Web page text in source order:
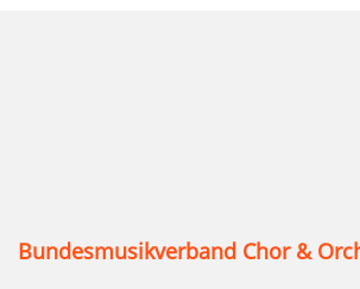
Bundesmusikverband Chor &